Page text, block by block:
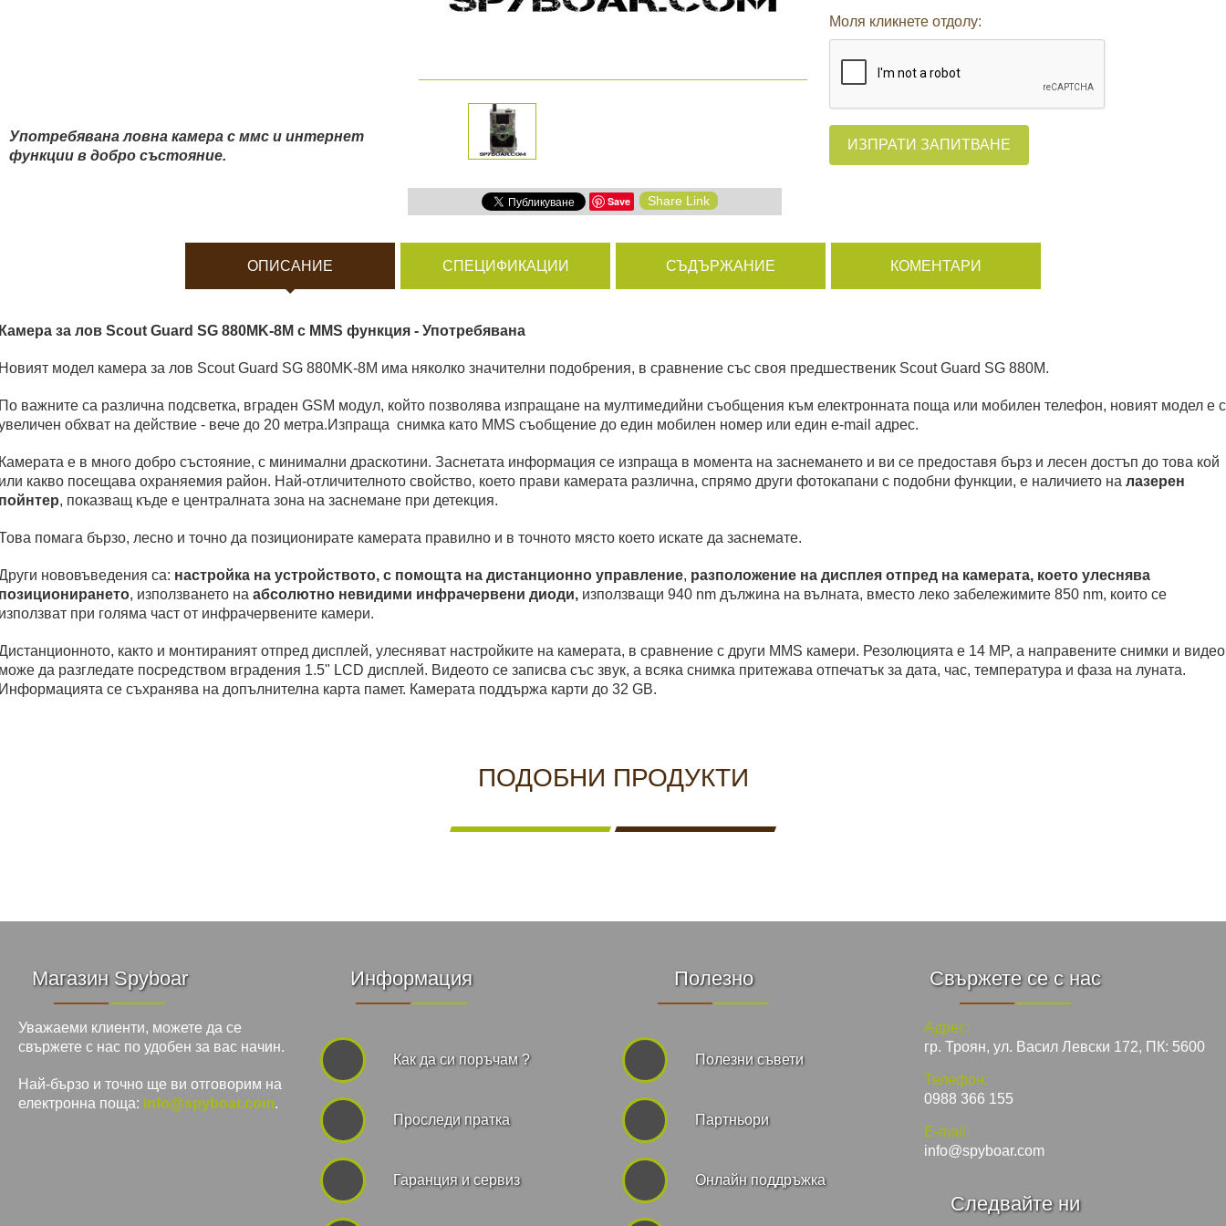
РАЗГЛЕДАЙ ПРОДУКТИ
Боди камери и екшън камери
Соларни панели и зарядни
Спортни и смарт часовници
Видеорегистратори
За подаръци
Архивни продукти
Употребявана ловна камера с ммс и интернет
функции в добро състояние.
Save Share Link
Моля кликнете отдолу:
ИЗПРАТИ ЗАПИТВАНЕ
ОПИСАНИЕ СПЕЦИФИКАЦИИ СЪДЪРЖАНИЕ КОМЕНТАРИ
за лов Scout Guard SG 880MK-8M с MMS функция - Употребявана
модел камера за лов Scout Guard SG 880MK-8M има няколко значителни подобрения, в сравнение със своя предшественик Scout Guard SG 880M.
важните са различна подсветка, вграден GSM модул, който позволява изпращане на мултимедийни съобщения към електронната поща или мобилен телефон, новият модел е с
обхват на действие - вече до 20 метра.Изпраща снимка като MMS съобщение до един мобилен номер или един e-mail адрес.
е в много добро състояние, с минимални драскотини. Заснетата информация се изпраща в момента на заснемането и ви се предоставя бърз и лесен достъп до това кой
какво посещава охраняемия район. Най-отличителното свойство, което прави камерата различна, спрямо други фотокапани с подобни функции, е наличието на лазерен
, показващ къде е централната зона на заснемане при детекция.
помага бързо, лесно и точно да позиционирате камерата правилно и в точното място което искате да заснемате.
нововъведения са: настройка на устройството, с помощта на дистанционно управление, разположение на дисплея отпред на камерата, което улеснява
, използването на абсолютно невидими инфрачервени диоди, използващи 940 nm дължина на вълната, вместо леко забележимите 850 nm, които се
при голяма част от инфрачервените камери.
както и монтираният отпред дисплей, улесняват настройките на камерата, в сравнение с други MMS камери. Резолюцията е 14 MP, а направените снимки и видео
да разгледате посредством вградения 1.5" LCD дисплей. Видеото се записва със звук, а всяка снимка притежава отпечатък за дата, час, температура и фаза на луната.
се съхранява на допълнителна карта памет. Камерата поддържа карти до 32 GB.
ПОДОБНИ ПРОДУКТИ
Магазин Spyboar
Уважаеми клиенти, можете да се
свържете с нас по удобен за вас начин.
Най-бързо и точно ще ви отговорим на
електронна поща: info@spyboar.com.
Информация
Как да си поръчам ?
Проследи пратка
Гаранция и сервиз
Полезно
Полезни съвети
Партньори
Онлайн поддръжка
Свържете се с нас
Адрес:
гр. Троян, ул. Васил Левски 172, ПК: 5600
Телефон:
0988 366 155
E-mail:
info@spyboar.com
Следвайте ни